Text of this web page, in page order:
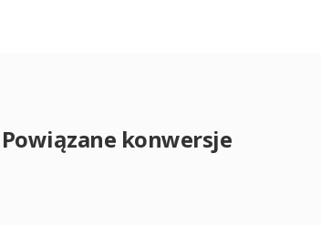
Powiązane konwersje